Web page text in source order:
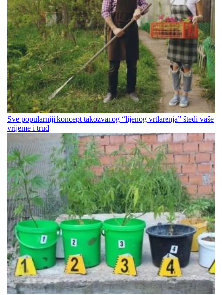
Sve popularniji koncept takozvanog “lijenog vrtlarenja” štedi vaše
vrijeme i trud